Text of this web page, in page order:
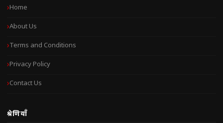
Home
About Us
Terms and Conditions
Privacy Policy
Contact Us
श्रेणियाँ